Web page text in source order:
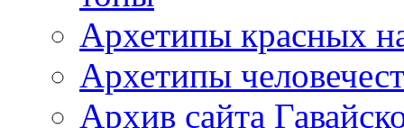
Архетипы красных
Архетипы
Архив сайта